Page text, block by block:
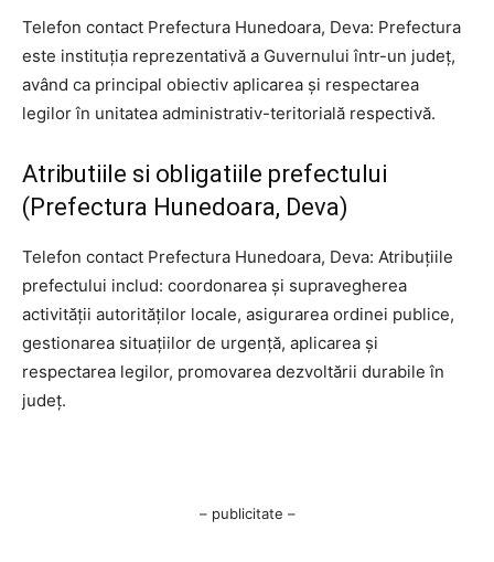
Telefon contact Prefectura Hunedoara, Deva: Prefectura
este instituția reprezentativă a Guvernului într-un județ,
având ca principal obiectiv aplicarea și respectarea
legilor în unitatea administrativ-teritorială respectivă.
Atributiile si obligatiile prefectului
(Prefectura Hunedoara, Deva)
Telefon contact Prefectura Hunedoara, Deva: Atribuțiile
prefectului includ: coordonarea și supravegherea
activității autorităților locale, asigurarea ordinei publice,
gestionarea situațiilor de urgență, aplicarea și
respectarea legilor, promovarea dezvoltării durabile în
județ.
– publicitate –